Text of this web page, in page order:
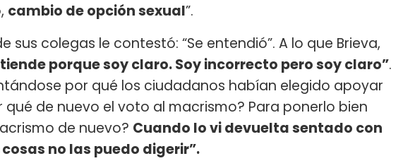
cambio de opción sexual”.
sus colegas le contestó: “Se entendió”. A lo que Brieva,
porque soy claro. Soy incorrecto pero soy claro”.
por qué los ciudadanos habían elegido apoyar
qué de nuevo el voto al macrismo? Para ponerlo bien
de nuevo? Cuando lo vi devuelta sentado con
no las puedo digerir”.